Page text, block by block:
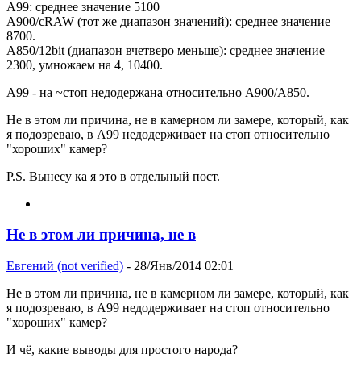
A99: среднее значение 5100
A900/cRAW (тот же диапазон значений): среднее значение
8700.
A850/12bit (диапазон вчетверо меньше): среднее значение
2300, умножаем на 4, 10400.
A99 - на ~стоп недодержана относительно A900/A850.
Не в этом ли причина, не в камерном ли замере, который, как
я подозреваю, в A99 недодерживает на стоп относительно
"хороших" камер?
P.S. Вынесу ка я это в отдельный пост.
Не в этом ли причина, не в
Евгений (not verified) - 28/Янв/2014 02:01
Не в этом ли причина, не в камерном ли замере, который, как
я подозреваю, в A99 недодерживает на стоп относительно
"хороших" камер?
И чё, какие выводы для простого народа?